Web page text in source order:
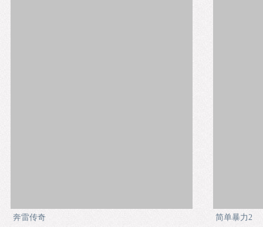
奔雷传奇 简单暴力2